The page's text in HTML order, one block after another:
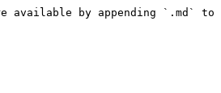
available by appending `.md` to